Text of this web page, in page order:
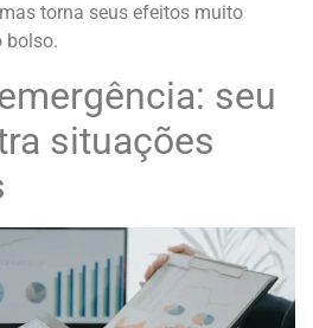
torna seus efeitos muito
bolso.
seu
situações